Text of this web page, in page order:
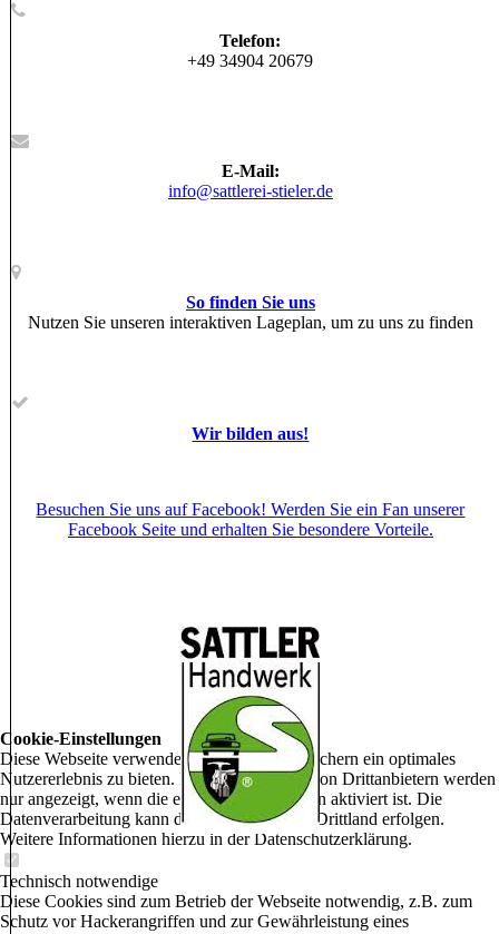
Telefon:
+49 34904 20679
E-Mail:
info@sattlerei-stieler.de
So finden Sie uns
Nutzen Sie unseren interaktiven La­ge­plan, um zu uns zu finden
Wir bilden aus!
Besuchen Sie uns auf Facebook! Werden Sie ein Fan unserer
Facebook Seite und erhalten Sie besondere Vorteile.
Cookie-Einstellungen
Diese Webseite verwendet Cookies, um Besuchern ein optimales
Nutzererlebnis zu bieten. Bestimmte Inhalte von Drittanbietern werden
nur angezeigt, wenn die entsprechende Option aktiviert ist. Die
Datenverarbeitung kann dann auch in einem Drittland erfolgen.
Weitere Informationen hierzu in der Datenschutzerklärung.
Technisch notwendige
Diese Cookies sind zum Betrieb der Webseite notwendig, z.B. zum
Schutz vor Hackerangriffen und zur Gewährleistung eines